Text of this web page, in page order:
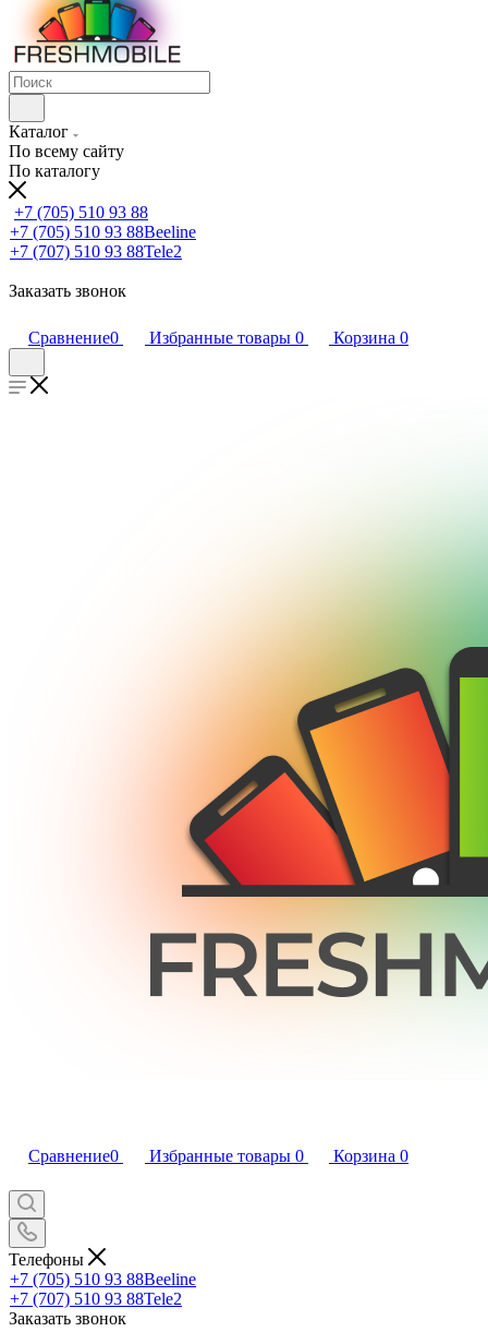
Каталог
По всему сайту
По каталогу
+7 (705) 510 93 88
+7 (705) 510 93 88Beeline
+7 (707) 510 93 88Tele2
Заказать звонок
Сравнение0 Избранные товары 0 Корзина 0
Сравнение0 Избранные товары 0 Корзина 0
Телефоны
+7 (705) 510 93 88Beeline
+7 (707) 510 93 88Tele2
Заказать звонок